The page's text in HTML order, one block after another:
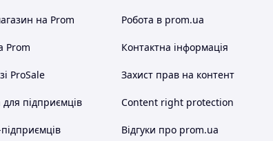
на Prom
Prom
ProSale
підприємців
Робота в prom.ua
Контактна інформація
Захист прав на контент
Content right protection
Відгуки про prom.ua